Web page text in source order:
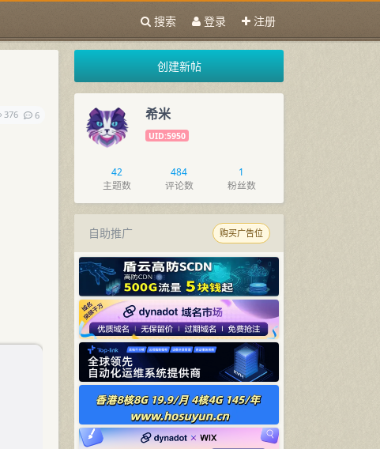
搜索 登录 注册
376 6
创建新帖
希米
UID:5950
42
主题数
484
评论数
1
粉丝数
自助推广 购买广告位